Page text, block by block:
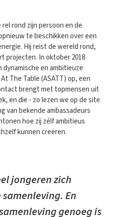
rond zijn persoon en de
te beschikken over een
Hij reist de wereld rond,
projecten. In oktober 2018
en ambitieuze
The Table (ASATT) op, een
brengt met topmensen uit
en die - zo lezen we op de site
van bekende ambassadeurs
hoe zij zélf ambitieus
kunnen creëren.
jongeren zich
En
genoeg is